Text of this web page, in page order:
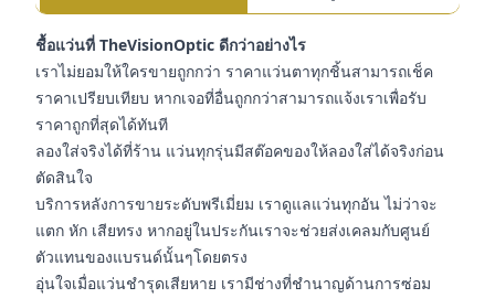
ชื้อแว่นที่ TheVisionOptic ดีกว่าอย่างไร
เราไม่ยอมให้ใครขายถูกกว่า ราคาแว่นตาทุกชิ้นสามารถเช็ค
ราคาเปรียบเทียบ หากเจอที่อื่นถูกกว่าสามารถแจ้งเราเพื่อรับ
ราคาถูกที่สุดได้ทันที
ลองใส่จริงได้ที่ร้าน แว่นทุกรุ่นมีสต๊อคของให้ลองใส่ได้จริงก่อน
ตัดสินใจ
บริการหลังการขายระดับพรีเมี่ยม เราดูแลแว่นทุกอัน ไม่ว่าจะ
แตก หัก เสียทรง หากอยู่ในประกันเราจะช่วยส่งเคลมกับศูนย์
ตัวแทนของแบรนด์นั้นๆโดยตรง
อุ่นใจเมื่อแว่นชำรุดเสียหาย เรามีช่างที่ชำนาญด้านการซ่อม